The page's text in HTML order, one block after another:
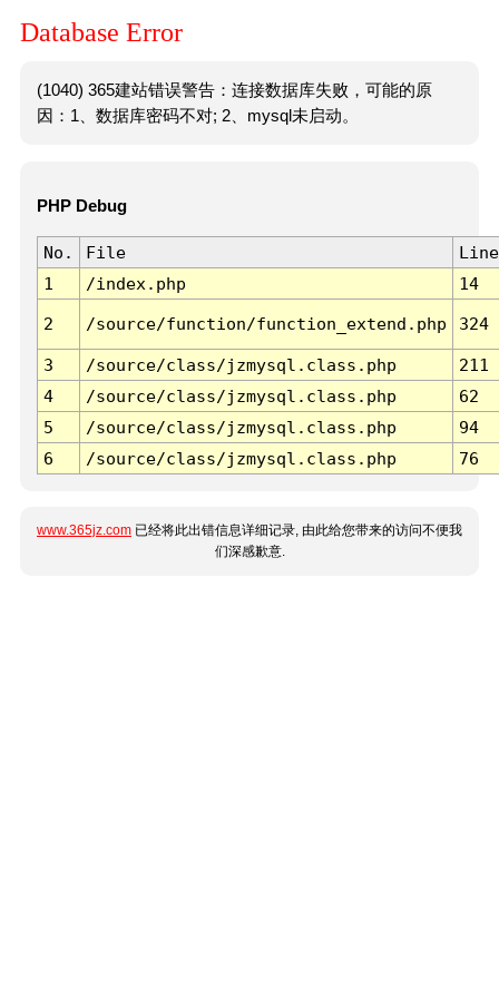
Database Error
(1040) 365建站错误警告：连接数据库失败，可能的原
因：1、数据库密码不对; 2、mysql未启动。
PHP Debug
No. File
Line
1
/index.php 14
2 /source/function/function_extend.php 324
3 /source/class/jzmysql.class.php
211
4
/source/class/jzmysql.class.php
62
5
/source/class/jzmysql.class.php
94
6
/source/class/jzmysql.class.php 76
www.365jz.com 已经将此出错信息详细记录, 由此给您带来的访问不便我
们深感歉意.